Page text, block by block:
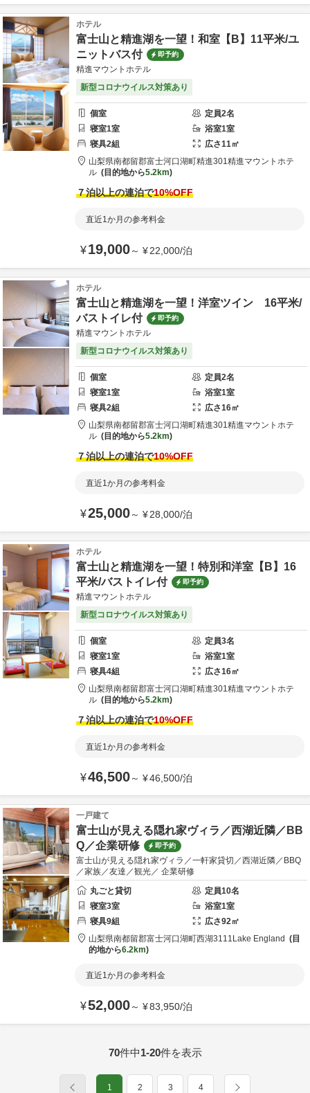
ホテル
富士山と精進湖を一望！和室【B】11平米/ユ
ニットバス付
即予約
精進マウントホテル
新型コロナウイルス対策あり
個室 定員2名
寝室1室 浴室1室
寝具2組 広さ11㎡
山梨県南都留郡富士河口湖町精進301精進マウントホテ
ル
目的地から5.2km
７泊以上の連泊で10%OFF
直近1か月の参考料金
¥19,000～ ¥22,000/泊
ホテル
富士山と精進湖を一望！洋室ツイン 16平米/
バストイレ付
即予約
精進マウントホテル
新型コロナウイルス対策あり
個室 定員2名
寝室1室 浴室1室
寝具2組 広さ16㎡
山梨県南都留郡富士河口湖町精進301精進マウントホテ
ル
目的地から5.2km
７泊以上の連泊で10%OFF
直近1か月の参考料金
¥25,000～ ¥28,000/泊
ホテル
富士山と精進湖を一望！特別和洋室【B】16
平米/バストイレ付
即予約
精進マウントホテル
新型コロナウイルス対策あり
個室 定員3名
寝室1室 浴室1室
寝具4組 広さ16㎡
山梨県南都留郡富士河口湖町精進301精進マウントホテ
ル
目的地から5.2km
７泊以上の連泊で10%OFF
直近1か月の参考料金
¥46,500～ ¥46,500/泊
一戸建て
富士山が見える隠れ家ヴィラ／西湖近隣／BB
Q／企業研修
即予約
富士山が見える隠れ家ヴィラ／一軒家貸切／西湖近隣／BBQ
／家族／友達／観光／ 企業研修
丸ごと貸切
定員10名
寝室3室 浴室1室
寝具9組 広さ92㎡
山梨県南都留郡富士河口湖町西湖3111 Lake England
目
的地から6.2km
直近1か月の参考料金
¥52,000～ ¥83,950/泊
70件中1-20件を表示
1 2 3 4